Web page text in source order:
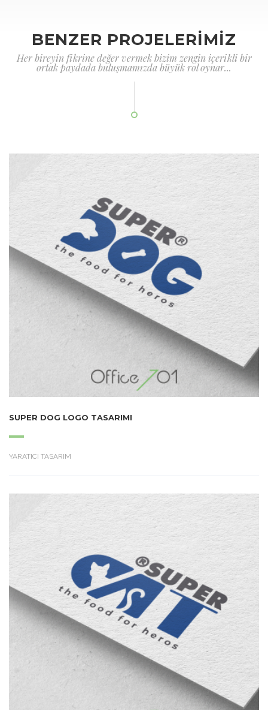
BENZER PROJELERİMİZ
Her bireyin fikrine değer vermek bizim zengin içerikli bir
ortak paydada buluşmamızda büyük rol oynar...
SUPER DOG LOGO TASARIMI
YARATICI TASARIM